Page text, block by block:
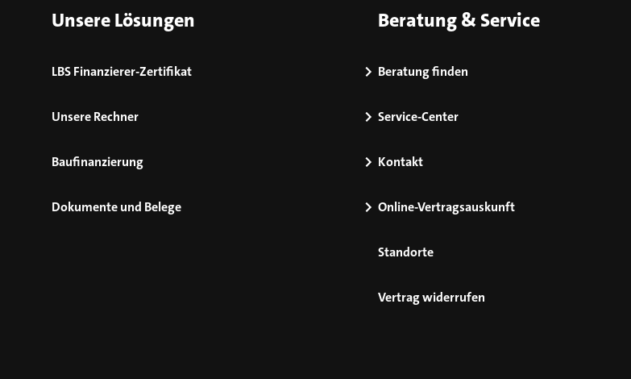
Unsere Lösungen
LBS Finanzierer-Zertifikat
Unsere Rechner
Baufinanzierung
Dokumente und Belege
Beratung & Service
Beratung finden
Service-Center
Kontakt
Online-Vertragsauskunft
Standorte
Vertrag widerrufen